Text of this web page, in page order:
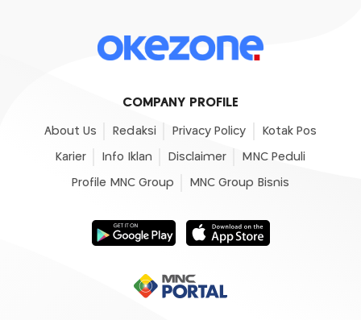
COMPANY PROFILE
About Us Redaksi Privacy Policy Kotak Pos
Karier Info Iklan Disclaimer MNC Peduli
Profile MNC Group MNC Group Bisnis